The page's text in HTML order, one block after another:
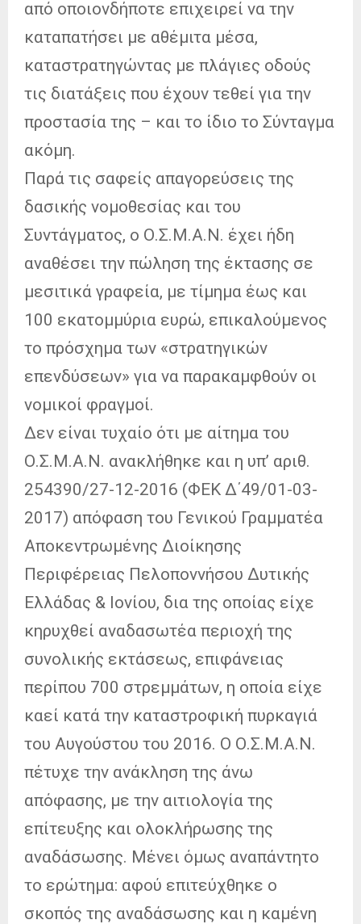
από οποιονδήποτε επιχειρεί να την
καταπατήσει με αθέμιτα μέσα,
καταστρατηγώντας με πλάγιες οδούς
τις διατάξεις που έχουν τεθεί για την
προστασία της – και το ίδιο το Σύνταγμα
ακόμη.
Παρά τις σαφείς απαγορεύσεις της
δασικής νομοθεσίας και του
Συντάγματος, ο Ο.Σ.Μ.Α.Ν. έχει ήδη
αναθέσει την πώληση της έκτασης σε
μεσιτικά γραφεία, με τίμημα έως και
100 εκατομμύρια ευρώ, επικαλούμενος
το πρόσχημα των «στρατηγικών
επενδύσεων» για να παρακαμφθούν οι
νομικοί φραγμοί.
Δεν είναι τυχαίο ότι με αίτημα του
Ο.Σ.Μ.Α.Ν. ανακλήθηκε και η υπ’ αριθ.
254390/27-12-2016 (ΦΕΚ Δ΄49/01-03-
2017) απόφαση του Γενικού Γραμματέα
Αποκεντρωμένης Διοίκησης
Περιφέρειας Πελοποννήσου Δυτικής
Ελλάδας & Ιονίου, δια της οποίας είχε
κηρυχθεί αναδασωτέα περιοχή της
συνολικής εκτάσεως, επιφάνειας
περίπου 700 στρεμμάτων, η οποία είχε
καεί κατά την καταστροφική πυρκαγιά
του Αυγούστου του 2016. Ο Ο.Σ.Μ.Α.Ν.
πέτυχε την ανάκληση της άνω
απόφασης, με την αιτιολογία της
επίτευξης και ολοκλήρωσης της
αναδάσωσης. Μένει όμως αναπάντητο
το ερώτημα: αφού επιτεύχθηκε ο
σκοπός της αναδάσωσης και η καμένη